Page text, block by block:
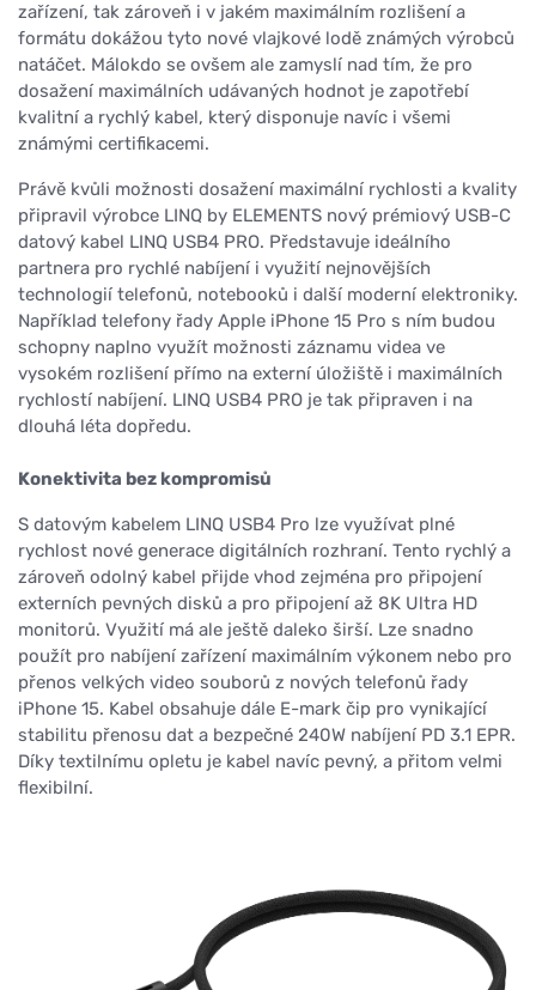
zařízení, tak zároveň i v jakém maximálním rozlišení a
formátu dokážou tyto nové vlajkové lodě známých výrobců
natáčet. Málokdo se ovšem ale zamyslí nad tím, že pro
dosažení maximálních udávaných hodnot je zapotřebí
kvalitní a rychlý kabel, který disponuje navíc i všemi
známými certifikacemi.
Právě kvůli možnosti dosažení maximální rychlosti a kvality
připravil výrobce LINQ by ELEMENTS nový prémiový USB-C
datový kabel LINQ USB4 PRO. Představuje ideálního
partnera pro rychlé nabíjení i využití nejnovějších
technologií telefonů, notebooků i další moderní elektroniky.
Například telefony řady Apple iPhone 15 Pro s ním budou
schopny naplno využít možnosti záznamu videa ve
vysokém rozlišení přímo na externí úložiště i maximálních
rychlostí nabíjení. LINQ USB4 PRO je tak připraven i na
dlouhá léta dopředu.
Konektivita bez kompromisů
S datovým kabelem LINQ USB4 Pro lze využívat plné
rychlost nové generace digitálních rozhraní. Tento rychlý a
zároveň odolný kabel přijde vhod zejména pro připojení
externích pevných disků a pro připojení až 8K Ultra HD
monitorů. Využití má ale ještě daleko širší. Lze snadno
použít pro nabíjení zařízení maximálním výkonem nebo pro
přenos velkých video souborů z nových telefonů řady
iPhone 15. Kabel obsahuje dále E-mark čip pro vynikající
stabilitu přenosu dat a bezpečné 240W nabíjení PD 3.1 EPR.
Díky textilnímu opletu je kabel navíc pevný, a přitom velmi
flexibilní.